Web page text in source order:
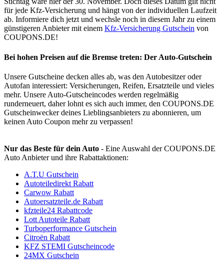
für jede Kfz-Versicherung und hängt von der individuellen Laufzeit
ab. Informiere dich jetzt und wechsle noch in diesem Jahr zu einem
günstigeren Anbieter mit einem Kfz-Versicherung Gutschein von
COUPONS.DE!
Bei hohen Preisen auf die Bremse treten: Der Auto-Gutschein
Unsere Gutscheine decken alles ab, was den Autobesitzer oder
Autofan interessiert: Versicherungen, Reifen, Ersatzteile und vieles
mehr. Unsere Auto-Gutscheincodes werden regelmäßig
runderneuert, daher lohnt es sich auch immer, den COUPONS.DE
Gutscheinwecker deines Lieblingsanbieters zu abonnieren, um
keinen Auto Coupon mehr zu verpassen!
Nur das Beste für dein Auto - Eine Auswahl derCOUPONS.DE
Auto Anbieter und ihre Rabattaktionen:
A.T.U Gutschein
Autoteiledirekt Rabatt
Carwow Rabatt
Autoersatzteile.de Rabatt
kfzteile24 Rabattcode
Lott Autoteile Rabatt
Turboperformance Gutschein
Citroën Rabatt
KFZ STEMI Gutscheincode
24MX Gutschein